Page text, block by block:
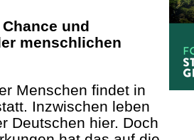
und
menschlichen
Menschen findet in
Inzwischen leben
Deutschen hier. Doch